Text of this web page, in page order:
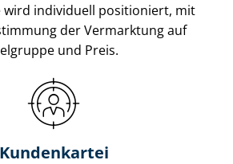
wird individuell positioniert, mit
der Vermarktung auf
und Preis.
Kundenkartei